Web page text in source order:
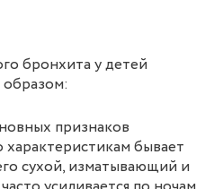
бронхита у детей
признаков
бывает
сухой, изматывающий и